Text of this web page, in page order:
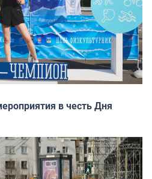
в честь Дня